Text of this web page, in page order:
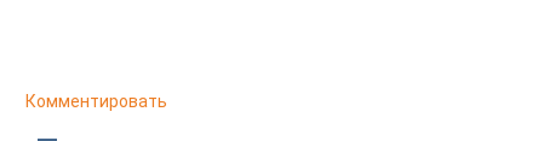
Комментировать